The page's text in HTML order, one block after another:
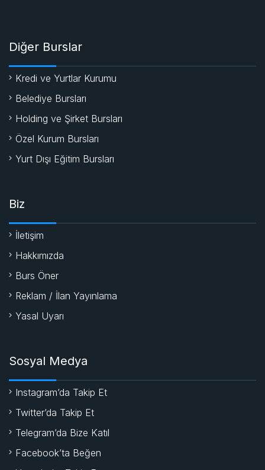
Diğer Burslar
Kredi ve Yurtlar Kurumu
Belediye Bursları
Holding ve Şirket Bursları
Özel Kurum Bursları
Yurt Dışı Eğitim Bursları
Biz
İletişim
Hakkımızda
Burs Öner
Reklam / İlan Yayınlama
Yasal Uyarı
Sosyal Medya
Instagram’da Takip Et
Twitter’da Takip Et
Telegram’da Bize Katıl
Facebook’ta Beğen